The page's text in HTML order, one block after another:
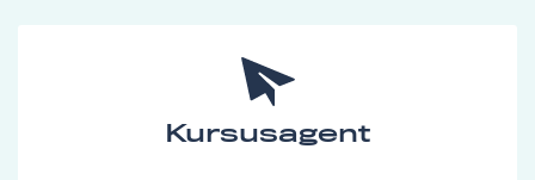
Kursusagent